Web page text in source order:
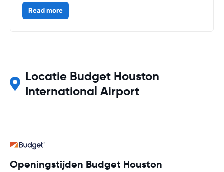
Read more
Locatie Budget Houston
International Airport
Openingstijden Budget Houston